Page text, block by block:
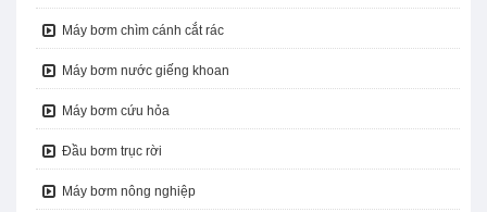
Máy bơm chìm cánh cắt rác
Máy bơm nước giếng khoan
Máy bơm cứu hỏa
Đầu bơm trục rời
Máy bơm nông nghiệp